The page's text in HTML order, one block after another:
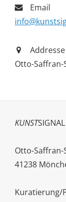
Email
Addresse
Otto-Saffran-
KUNSTSIGNAL
Otto-Saffran-
41238
Kuratierung/